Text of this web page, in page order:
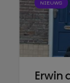
NIEUWS
Erwin